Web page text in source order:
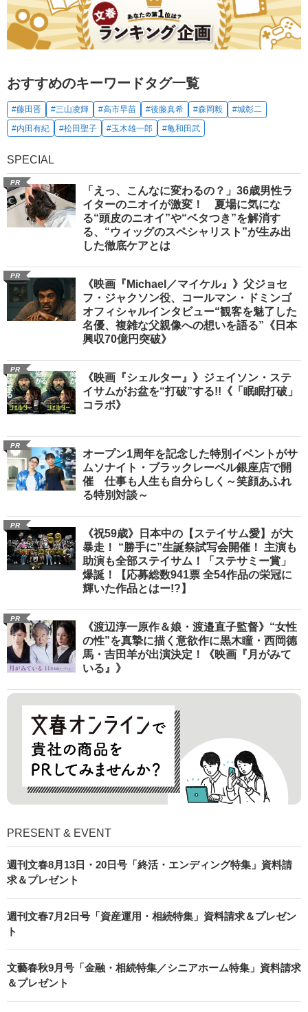
おすすめのキーワードタグ一覧
#藤田晋 #三山凌輝 #高市早苗 #後藤真希 #森岡毅
#城彰二
#内田有紀
#松田聖子 #玉木雄一郎 #亀和田武
SPECIAL
PR
「えっ、こんなに変わるの？」36歳男性ラ
イターのニオイが激変！ 夏場に気にな
る“頭皮のニオイ”や“ベタつき”を解消す
る、“ウィッグのスペシャリスト”が生み出
した徹底ケアとは
PR
《映画『Michael／マイケル』》父ジョセ
フ・ジャクソン役、コールマン・ドミンゴ
オフィシャルインタビュー“観客を魅了した
名優、複雑な父親像への想いを語る”《日本
興収70億円突破》
PR
《映画『シェルター』》ジェイソン・ステ
イサムがお盆を“打破”する!!《「眠眠打破」
コラボ》
PR
オープン1周年を記念した特別イベントがサ
ムソナイト・ブラックレーベル銀座店で開
催 仕事も人生も自分らしく～笑顔あふれ
る特別対談～
PR
《祝59歳》日本中の【ステイサム愛】が大
暴走！ “勝手に”生誕祭試写会開催！ 主演も
助演も全部ステイサム！「ステサミー賞」
爆誕！【応募総数941票 全54作品の栄冠に
輝いた作品とはー!?】
PR
《渡辺淳一原作＆娘・渡邉直子監督》“女性
の性”を真摯に描く意欲作に黒木瞳・西岡德
馬・吉田羊が出演決定！《映画『月がみて
いる』》
PRESENT & EVENT
週刊文春8月13日・20日号「終活・エンディング特集」資料請
求＆プレゼント
週刊文春7月2日号「資産運用・相続特集」資料請求＆プレゼン
ト
文藝春秋9月号「金融・相続特集／シニアホーム特集」資料請求
＆プレゼント